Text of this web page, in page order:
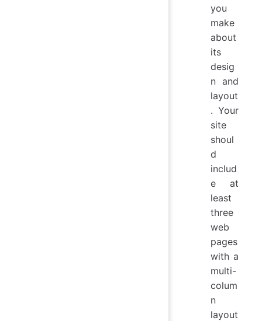
you
make
about
its
desig
n and
layout
. Your
site
shoul
d
includ
e at
least
three
web
pages
with a
multi-
colum
n
layout